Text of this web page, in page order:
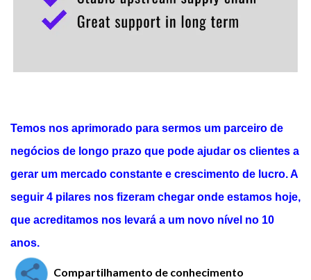
Temos nos aprimorado para sermos um parceiro de
negócios de longo prazo que pode ajudar os clientes a
gerar um mercado constante e crescimento de lucro. A
seguir 4 pilares nos fizeram chegar onde estamos hoje,
que acreditamos nos levará a um novo nível no 10
anos.
Compartilhamento de conhecimento